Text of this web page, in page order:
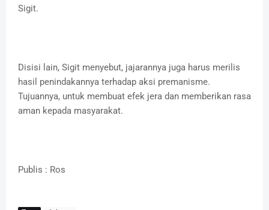
Sigit.
Disisi lain, Sigit menyebut, jajarannya juga harus merilis
hasil penindakannya terhadap aksi premanisme.
Tujuannya, untuk membuat efek jera dan memberikan rasa
aman kepada masyarakat.
Publis : Ros